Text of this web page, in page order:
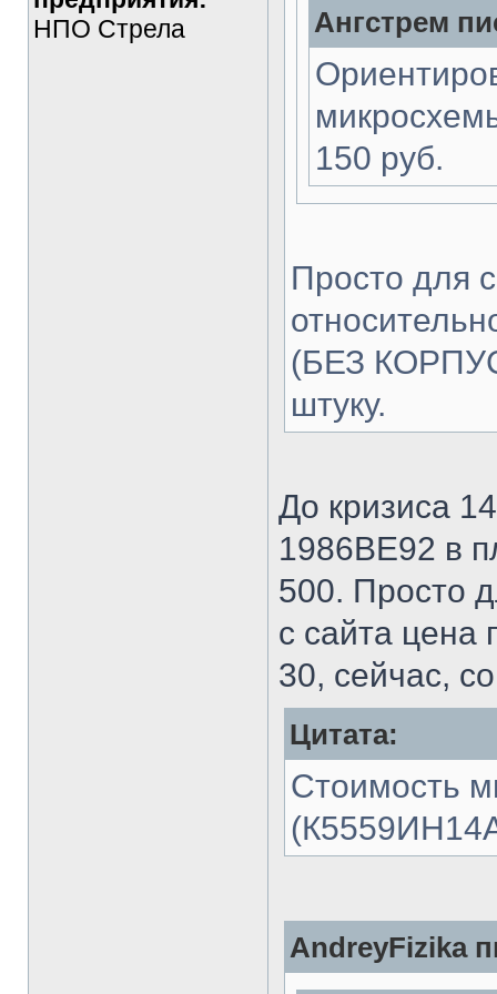
НПО Стрела
Ангстрем
150 руб.
Просто для
(БЕЗ
штуку.
До кризиса
1986ВЕ92 в
500. Просто
с сайта
30, сейчас,
Цитата:
Стоимость
AndreyFizika